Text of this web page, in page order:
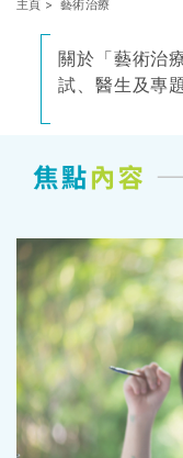
主頁 > 藝術治療
關於「藝術治
試、醫生及專